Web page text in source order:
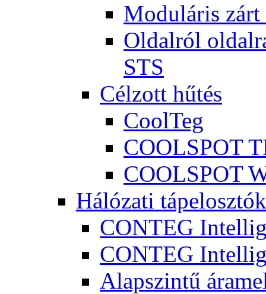
Moduláris
Oldalról
STS
Célzott hűtés
CoolTeg
COOLSPOT
COOLSPOT
Hálózati tápelosztók
CONTEG
CONTEG
Alapszintű